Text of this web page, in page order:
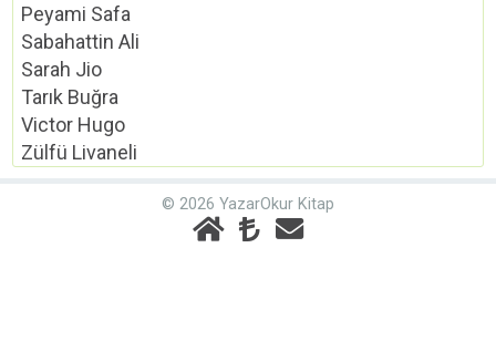
Peyami Safa
Sabahattin Ali
Sarah Jio
Tarık Buğra
Victor Hugo
Zülfü Livaneli
© 2026 YazarOkur Kitap